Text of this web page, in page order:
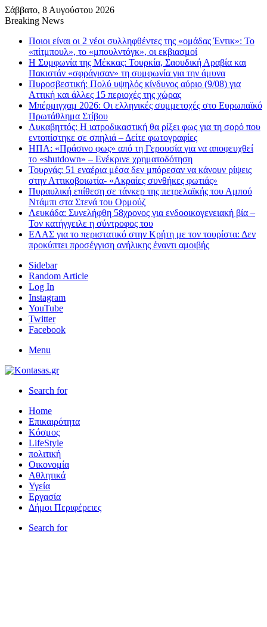
Σάββατο, 8 Αυγούστου 2026
Breaking News
Ποιοι είναι οι 2 νέοι συλληφθέντες της «ομάδας Έντικ»: Το
«πίτμπουλ», το «μπουλντόγκ», οι εκβιασμοί
Η Συμφωνία της Μέκκας: Τουρκία, Σαουδική Αραβία και
Πακιστάν «σφράγισαν» τη συμφωνία για την άμυνα
Πυροσβεστική: Πολύ υψηλός κίνδυνος αύριο (9/08) για
Αττική και άλλες 15 περιοχές της χώρας
Μπέρμιγχαμ 2026: Οι ελληνικές συμμετοχές στο Ευρωπαϊκό
Πρωτάθλημα Στίβου
Λυκαβηττός: Η ιατροδικαστική θα ρίξει φως για τη σορό που
εντοπίστηκε σε σπηλιά – Δείτε φωτογραφίες
ΗΠΑ: «Πράσινο φως» από τη Γερουσία για να αποφευχθεί
το «shutdown» – Ενέκρινε χρηματοδότηση
Τουρνάς: 51 εναέρια μέσα δεν μπόρεσαν να κάνουν ρίψεις
στην Αττικοβοιωτία- «Ακραίες συνθήκες φωτιάς»
Πυραυλική επίθεση σε τάνκερ της πετρελαϊκής του Αμπού
Ντάμπι στα Στενά του Ορμούζ
Λευκάδα: Συνελήφθη 58χρονος για ενδοοικογενειακή βία –
Τον κατήγγειλε η σύντροφος του
ΕΛΑΣ για το περιστατικό στην Κρήτη με τον τουρίστα: Δεν
προκύπτει προσέγγιση ανήλικης έναντι αμοιβής
Sidebar
Random Article
Log In
Instagram
YouTube
Twitter
Facebook
Menu
Search for
Home
Επικαιρότητα
Κόσμος
LifeStyle
πολιτική
Οικονομία
Αθλητικά
Υγεία
Εργασία
Δήμοι Περιφέρειες
Search for